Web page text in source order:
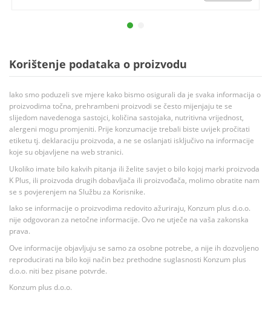
Korištenje podataka o proizvodu
Iako smo poduzeli sve mjere kako bismo osigurali da je svaka informacija o
proizvodima točna, prehrambeni proizvodi se često mijenjaju te se
slijedom navedenoga sastojci, količina sastojaka, nutritivna vrijednost,
alergeni mogu promjeniti. Prije konzumacije trebali biste uvijek pročitati
etiketu tj. deklaraciju proizvoda, a ne se oslanjati isključivo na informacije
koje su objavljene na web stranici.
Ukoliko imate bilo kakvih pitanja ili želite savjet o bilo kojoj marki proizvoda
K Plus, ili proizvoda drugih dobavljača ili proizvođača, molimo obratite nam
se s povjerenjem na Službu za Korisnike.
Iako se informacije o proizvodima redovito ažuriraju, Konzum plus d.o.o.
nije odgovoran za netočne informacije. Ovo ne utječe na vaša zakonska
prava.
Ove informacije objavljuju se samo za osobne potrebe, a nije ih dozvoljeno
reproducirati na bilo koji način bez prethodne suglasnosti Konzum plus
d.o.o. niti bez pisane potvrde.
Konzum plus d.o.o.